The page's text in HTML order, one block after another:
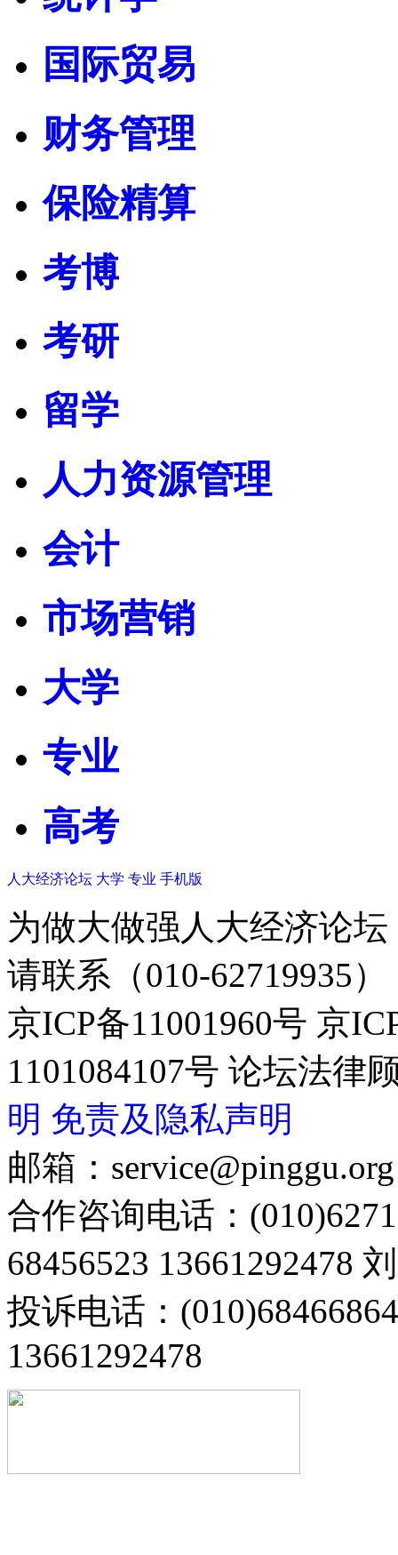
国际贸易
财务管理
保险精算
考博
考研
留学
人力资源管理
会计
市场营销
大学
专业
高考
人大经济论坛 大学 专业 手机版
为做大做强人大经济论
请联系（010-62719935）
京ICP备11001960号 京
1101084107号 论坛法律
明 免责及隐私声明
邮箱：service@pinggu.org
合作咨询电话：
68456523 13661292478
投诉电话：
13661292478